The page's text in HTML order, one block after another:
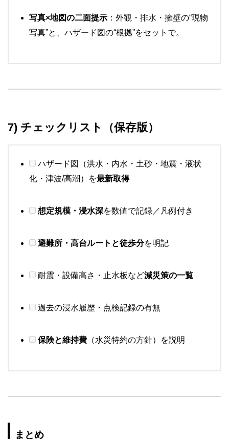
写真×地図の二面提示 ：外観・排水・擁壁の“現物
写真”と、ハザード図の“根拠”をセットで。
7) チェックリスト（保存版）
ハザード図（洪水・内水・土砂・地震・液状
化・津波/高潮）を最新取得
想定規模・浸水深を数値で記録／凡例付き
避難所・高台ルートと徒歩分を明記
耐震・設備高さ・止水板など減災策の一覧
過去の浸水履歴・点検記録の有無
保険と維持費 （水災特約の方針）を説明
まとめ